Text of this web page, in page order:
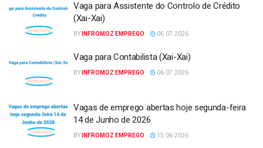
Vaga para Assistente do Controlo de Crédito
(Xai-Xai)
BY INFROMOZ EMPREGO 06.07.2026
Vaga para Contabilista (Xai-Xai)
BY INFROMOZ EMPREGO 06.07.2026
Vagas de emprego abertas hoje segunda-feira
14 de Junho de 2026
BY INFROMOZ EMPREGO 15.06.2026